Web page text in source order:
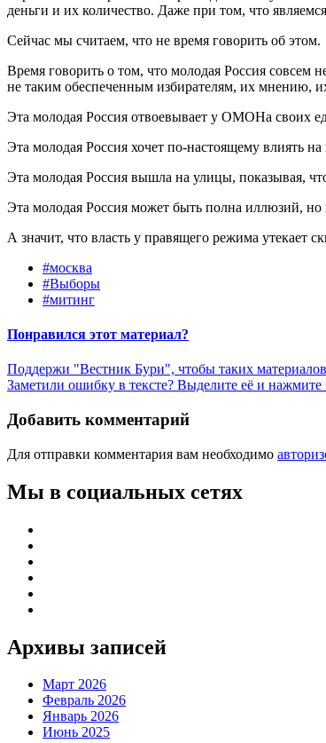
деньги и их количество. Даже при том, что
Сейчас мы считаем, что не время говорить об этом.
Время говорить о том, что молодая Россия совсем
не таким обеспеченным избирателям, их мнению,
Эта молодая Россия отвоевывает у ОМОНа своих
Эта молодая Россия хочет по-настоящему влиять
Эта молодая Россия вышла на улицы, показывая,
Эта молодая Россия может быть полна иллюзий, но
А значит, что власть у правящего режима утекает
#москва
#Выборы
#митинг
Понравился этот материал?
Поддержи "Вестник Бури", чтобы таких
Заметили ошибку в тексте? Выделите её и нажмите
Добавить комментарий
Для отправки комментария вам необходимо
Мы в социальных сетях
Архивы записей
Март 2026
Февраль 2026
Январь 2026
Июнь 2025